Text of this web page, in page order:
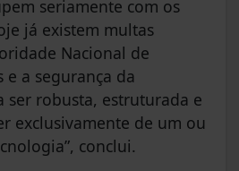
seriamente com os
já existem multas
Nacional de
e a segurança da
ser robusta, estruturada e
exclusivamente de um ou
conclui.